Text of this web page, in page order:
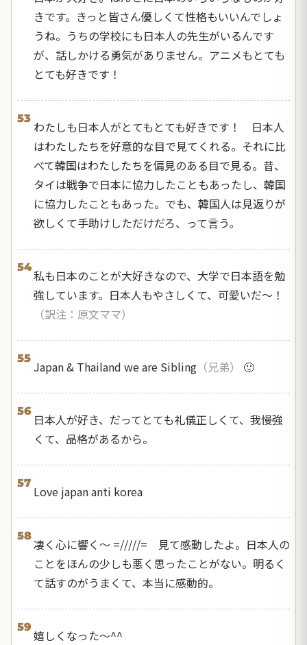
きです。きっと皆さん優しくて性格もいいんでしょ
うね。うちの学校にも日本人の先生がいるんです
が、話しかける勇気がありません。アニメもとても
とても好きです！
53
わたしも日本人がとてもとても好きです！ 日本人
はわたしたちを好意的な目で見てくれる。それに比
べて韓国はわたしたちを偏見のある目で見る。昔、
タイは戦争で日本に協力したこともあったし、韓国
に協力したこともあった。でも、韓国人は見返りが
欲しくて手助けしただけだろ、って言う。
54
私も日本のことが大好きなので、大学で日本語を勉
強しています。 ­日本人もやさしくて、可愛いだ～！
（訳注：原文ママ）
55
Japan & Thailand we are Sibling （兄弟） 🙂
56
日本人が好き、だってとても礼儀正しくて、我慢強
くて、品格があるから。
57
Love japan anti korea
58
凄く心に響く～ =/////= 見て感動したよ。日本人の
ことをほんの少しも悪く思ったことがない。明るく
て話すのがうまくて、本当に感動的。
59
嬉しくなった～^^